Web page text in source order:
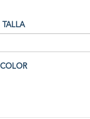
TALLA
COLOR